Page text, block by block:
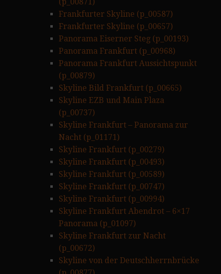
Frankfurter Skyline (p_00587)
Frankfurter Skyline (p_00657)
Panorama Eiserner Steg (p_00193)
Panorama Frankfurt (p_00968)
Panorama Frankfurt Aussichtspunkt
(p_00879)
Skyline Bild Frankfurt (p_00665)
Skyline EZB und Main Plaza
(p_00737)
Skyline Frankfurt – Panorama zur
Nacht (p_01171)
Skyline Frankfurt (p_00279)
Skyline Frankfurt (p_00493)
Skyline Frankfurt (p_00589)
Skyline Frankfurt (p_00747)
Skyline Frankfurt (p_00994)
Skyline Frankfurt Abendrot – 6×17
Panorama (p_01097)
Skyline Frankfurt zur Nacht
(p_00672)
Skyline von der Deutschherrnbrücke